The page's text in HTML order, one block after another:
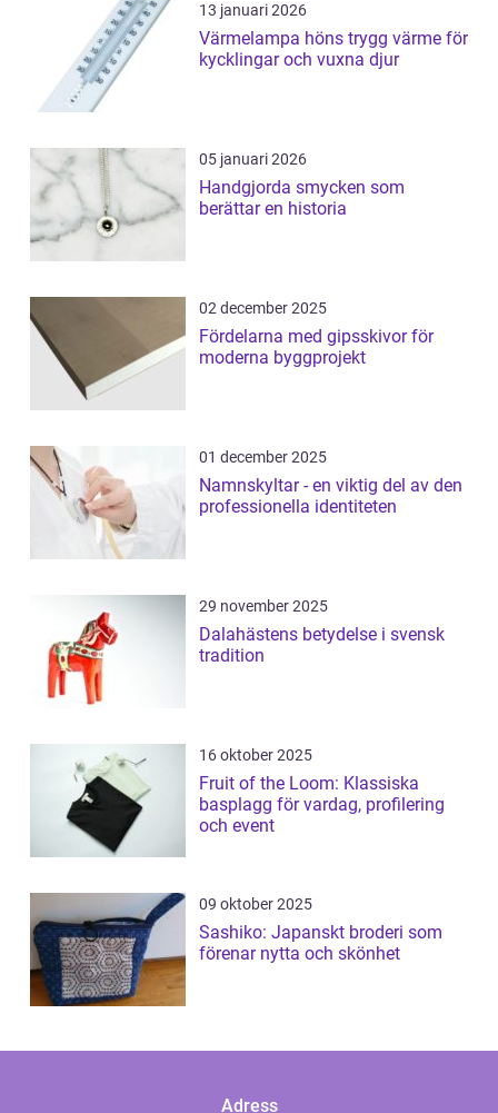
13 januari 2026
Värmelampa höns trygg värme för
kycklingar och vuxna djur
05 januari 2026
Handgjorda smycken som
berättar en historia
02 december 2025
Fördelarna med gipsskivor för
moderna byggprojekt
01 december 2025
Namnskyltar - en viktig del av den
professionella identiteten
29 november 2025
Dalahästens betydelse i svensk
tradition
16 oktober 2025
Fruit of the Loom: Klassiska
basplagg för vardag, profilering
och event
09 oktober 2025
Sashiko: Japanskt broderi som
förenar nytta och skönhet
Adress